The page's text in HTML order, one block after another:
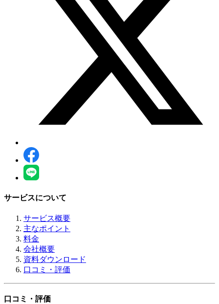
サービスについて
サービス概要
主なポイント
料金
会社概要
資料ダウンロード
口コミ・評価
口コミ・評価